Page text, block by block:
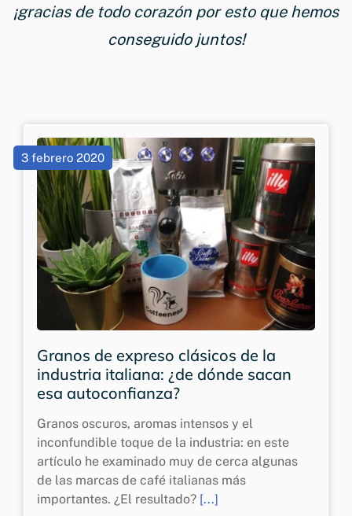
¡gracias de todo corazón por esto que hemos
conseguido juntos!
3 febrero 2020
Granos de expreso clásicos de la
industria italiana: ¿de dónde sacan
esa autoconfianza?
Granos oscuros, aromas intensos y el
inconfundible toque de la industria: en este
artículo he examinado muy de cerca algunas
de las marcas de café italianas más
importantes. ¿El resultado? [...]